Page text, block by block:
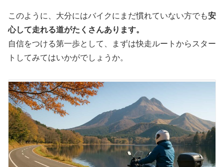
このように、大分にはバイクにまだ慣れていない方でも安
心して走れる道がたくさんあります。
自信をつける第一歩として、まずは快走ルートからスター
トしてみてはいかがでしょうか。